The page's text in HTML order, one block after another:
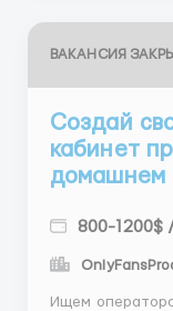
ВАКАНСИЯ
Создай
кабинет
домашнем
800-1200$
Ищем